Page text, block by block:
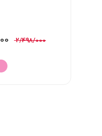
2/498/000